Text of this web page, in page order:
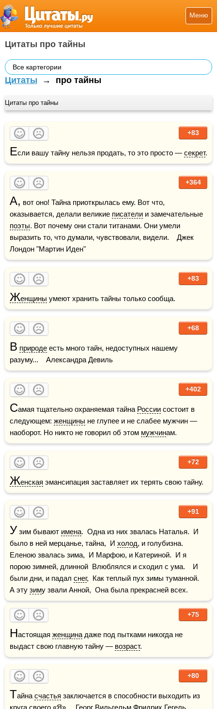
Меню
Цитаты про тайны
Все картегории
Цитаты → про тайны
Цитаты про тайны
+83
Если вашу тайну нельзя продать, то это просто — секрет.
+364
А, вот оно! Тайна приоткрылась ему. Вот что,
оказывается, делали великие писатели
поэты. Вот почему они стали титанами. Они умели
выразить то, что думали, чувствовали, видели.    Джек
Лондон "Мартин Иден"
+83
Женщины умеют хранить тайны только сообща.
+68
В природе есть много тайн, недоступных нашему
разуму...    Александра Девиль
+402
Самая тщательно охраняемая тайна России состоит в
следующем: женщины не глупее и не слабее мужчин —
наоборот. Но никто не говорил об этом мужчинам.
+72
Женская эмансипация заставляет их терять свою тайну.
+91
У зим бывают имена.  Одна из них звалась Наталья.  И
было в ней мерцанье, тайна,  И холод, и голубизна.
Еленою звалась зима,  И Марфою, и Катериной.  И я
порою зимней, длинной  Влюблялся и сходил с ума.    И
были дни, и падал снег,  Как теплый пух зимы туманной.
А эту зиму звали Анной,  Она была прекрасней всех.
+75
Настоящая женщина даже под пытками никогда не
выдаст свою главную тайну — возраст.
+80
Тайна счастья заключается в способности выходить из
круга своего «Я».    Георг Вильгельм Фридрих Гегель